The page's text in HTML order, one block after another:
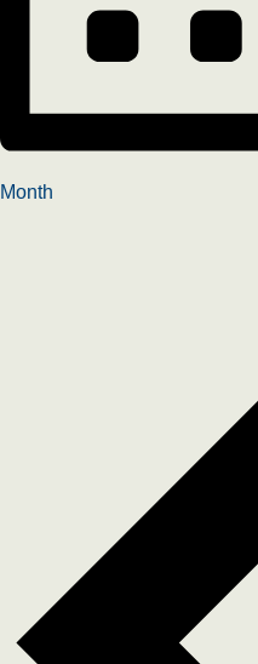
Month